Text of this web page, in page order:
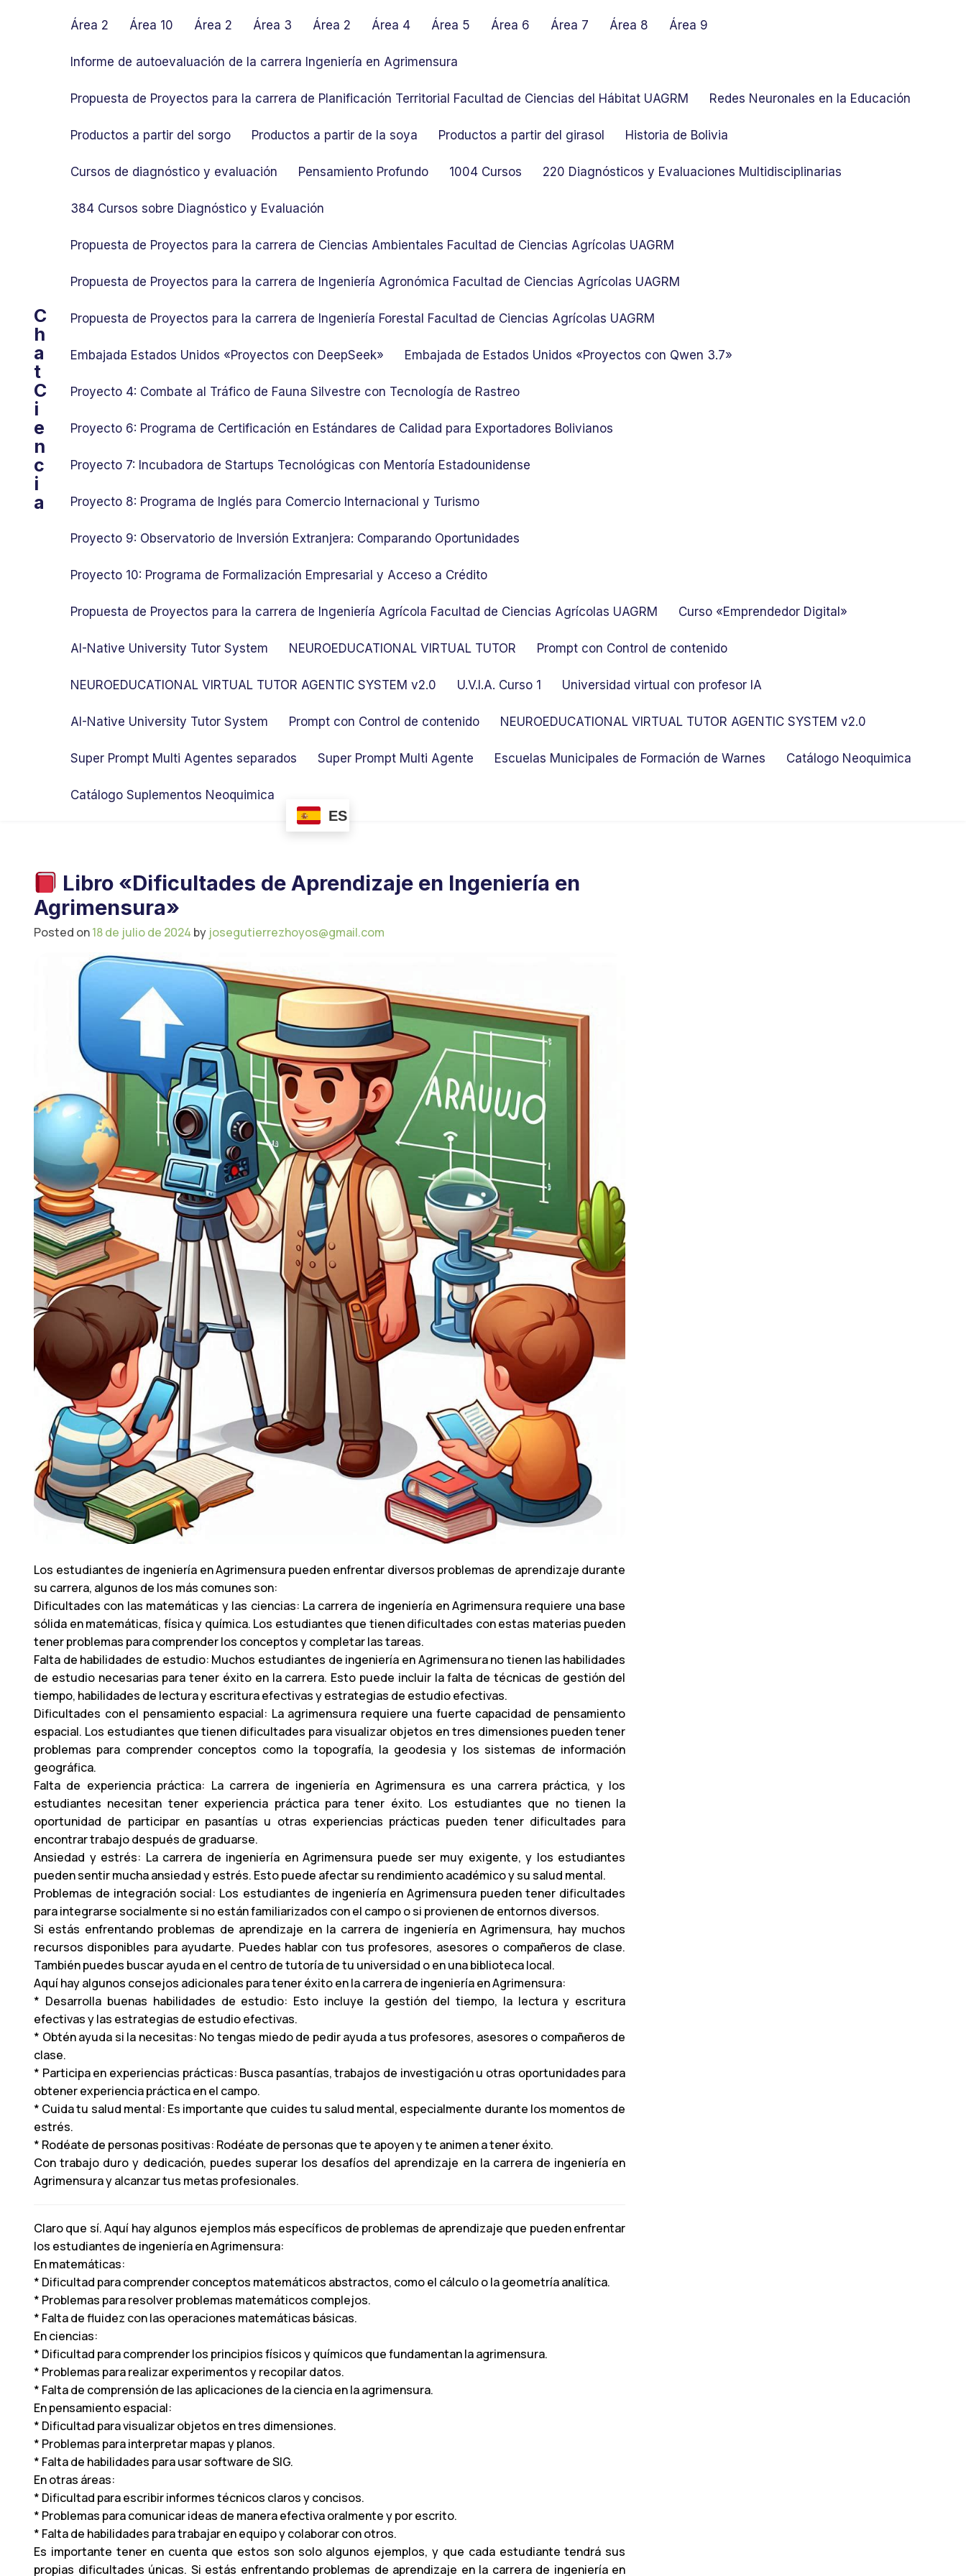
C
h
a
t
C
i
e
n
c
i
a
Área 2 Área 10 Área 2 Área 3 Área 2 Área 4 Área 5 Área 6 Área 7 Área 8 Área 9
Informe de autoevaluación de la carrera Ingeniería en Agrimensura
Propuesta de Proyectos para la carrera de Planificación Territorial Facultad de Ciencias del Hábitat UAGRM Redes Neuronales en la Educación
Productos a partir del sorgo Productos a partir de la soya Productos a partir del girasol Historia de Bolivia
Cursos de diagnóstico y evaluación Pensamiento Profundo 1004 Cursos 220 Diagnósticos y Evaluaciones Multidisciplinarias
384 Cursos sobre Diagnóstico y Evaluación
Propuesta de Proyectos para la carrera de Ciencias Ambientales Facultad de Ciencias Agrícolas UAGRM
Propuesta de Proyectos para la carrera de Ingeniería Agronómica Facultad de Ciencias Agrícolas UAGRM
Propuesta de Proyectos para la carrera de Ingeniería Forestal Facultad de Ciencias Agrícolas UAGRM
Embajada Estados Unidos «Proyectos con DeepSeek» Embajada de Estados Unidos «Proyectos con Qwen 3.7»
Proyecto 4: Combate al Tráfico de Fauna Silvestre con Tecnología de Rastreo
Proyecto 6: Programa de Certificación en Estándares de Calidad para Exportadores Bolivianos
Proyecto 7: Incubadora de Startups Tecnológicas con Mentoría Estadounidense
Proyecto 8: Programa de Inglés para Comercio Internacional y Turismo
Proyecto 9: Observatorio de Inversión Extranjera: Comparando Oportunidades
Proyecto 10: Programa de Formalización Empresarial y Acceso a Crédito
Propuesta de Proyectos para la carrera de Ingeniería Agrícola Facultad de Ciencias Agrícolas UAGRM Curso «Emprendedor Digital»
AI-Native University Tutor System NEUROEDUCATIONAL VIRTUAL TUTOR Prompt con Control de contenido
NEUROEDUCATIONAL VIRTUAL TUTOR AGENTIC SYSTEM v2.0 U.V.I.A. Curso 1 Universidad virtual con profesor IA
AI-Native University Tutor System Prompt con Control de contenido NEUROEDUCATIONAL VIRTUAL TUTOR AGENTIC SYSTEM v2.0
Super Prompt Multi Agentes separados Super Prompt Multi Agente Escuelas Municipales de Formación de Warnes Catálogo Neoquimica
Catálogo Suplementos Neoquimica
ES
Libro «Dificultades de Aprendizaje en Ingeniería en
Agrimensura»
Posted on18 de julio de 2024 by josegutierrezhoyos@gmail.com
Los estudiantes de ingeniería en Agrimensura pueden enfrentar diversos problemas de aprendizaje durante
su carrera, algunos de los más comunes son:
Dificultades con las matemáticas y las ciencias: La carrera de ingeniería en Agrimensura requiere una base
sólida en matemáticas, física y química. Los estudiantes que tienen dificultades con estas materias pueden
tener problemas para comprender los conceptos y completar las tareas.
Falta de habilidades de estudio: Muchos estudiantes de ingeniería en Agrimensura no tienen las habilidades
de estudio necesarias para tener éxito en la carrera. Esto puede incluir la falta de técnicas de gestión del
tiempo, habilidades de lectura y escritura efectivas y estrategias de estudio efectivas.
Dificultades con el pensamiento espacial: La agrimensura requiere una fuerte capacidad de pensamiento
espacial. Los estudiantes que tienen dificultades para visualizar objetos en tres dimensiones pueden tener
problemas para comprender conceptos como la topografía, la geodesia y los sistemas de información
geográfica.
Falta de experiencia práctica: La carrera de ingeniería en Agrimensura es una carrera práctica, y los
estudiantes necesitan tener experiencia práctica para tener éxito. Los estudiantes que no tienen la
oportunidad de participar en pasantías u otras experiencias prácticas pueden tener dificultades para
encontrar trabajo después de graduarse.
Ansiedad y estrés: La carrera de ingeniería en Agrimensura puede ser muy exigente, y los estudiantes
pueden sentir mucha ansiedad y estrés. Esto puede afectar su rendimiento académico y su salud mental.
Problemas de integración social: Los estudiantes de ingeniería en Agrimensura pueden tener dificultades
para integrarse socialmente si no están familiarizados con el campo o si provienen de entornos diversos.
Si estás enfrentando problemas de aprendizaje en la carrera de ingeniería en Agrimensura, hay muchos
recursos disponibles para ayudarte. Puedes hablar con tus profesores, asesores o compañeros de clase.
También puedes buscar ayuda en el centro de tutoría de tu universidad o en una biblioteca local.
Aquí hay algunos consejos adicionales para tener éxito en la carrera de ingeniería en Agrimensura:
* Desarrolla buenas habilidades de estudio: Esto incluye la gestión del tiempo, la lectura y escritura
efectivas y las estrategias de estudio efectivas.
* Obtén ayuda si la necesitas: No tengas miedo de pedir ayuda a tus profesores, asesores o compañeros de
clase.
* Participa en experiencias prácticas: Busca pasantías, trabajos de investigación u otras oportunidades para
obtener experiencia práctica en el campo.
* Cuida tu salud mental: Es importante que cuides tu salud mental, especialmente durante los momentos de
estrés.
* Rodéate de personas positivas: Rodéate de personas que te apoyen y te animen a tener éxito.
Con trabajo duro y dedicación, puedes superar los desafíos del aprendizaje en la carrera de ingeniería en
Agrimensura y alcanzar tus metas profesionales.
Claro que sí. Aquí hay algunos ejemplos más específicos de problemas de aprendizaje que pueden enfrentar
los estudiantes de ingeniería en Agrimensura:
En matemáticas:
* Dificultad para comprender conceptos matemáticos abstractos, como el cálculo o la geometría analítica.
* Problemas para resolver problemas matemáticos complejos.
* Falta de fluidez con las operaciones matemáticas básicas.
En ciencias:
* Dificultad para comprender los principios físicos y químicos que fundamentan la agrimensura.
* Problemas para realizar experimentos y recopilar datos.
* Falta de comprensión de las aplicaciones de la ciencia en la agrimensura.
En pensamiento espacial:
* Dificultad para visualizar objetos en tres dimensiones.
* Problemas para interpretar mapas y planos.
* Falta de habilidades para usar software de SIG.
En otras áreas:
* Dificultad para escribir informes técnicos claros y concisos.
* Problemas para comunicar ideas de manera efectiva oralmente y por escrito.
* Falta de habilidades para trabajar en equipo y colaborar con otros.
Es importante tener en cuenta que estos son solo algunos ejemplos, y que cada estudiante tendrá sus
propias dificultades únicas. Si estás enfrentando problemas de aprendizaje en la carrera de ingeniería en